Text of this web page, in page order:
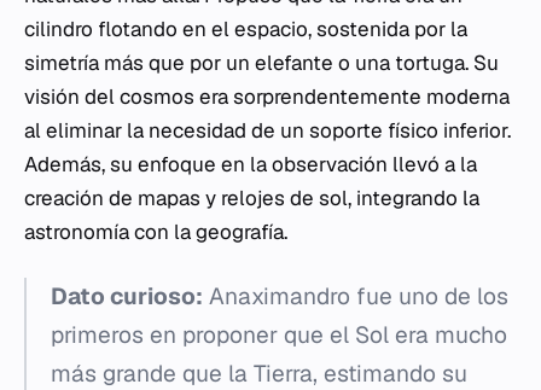
cilindro flotando en el espacio, sostenida por la
simetría más que por un elefante o una tortuga. Su
visión del cosmos era sorprendentemente moderna
al eliminar la necesidad de un soporte físico inferior.
Además, su enfoque en la observación llevó a la
creación de mapas y relojes de sol, integrando la
astronomía con la geografía.
Dato curioso: Anaximandro fue uno de los
primeros en proponer que el Sol era mucho
más grande que la Tierra, estimando su